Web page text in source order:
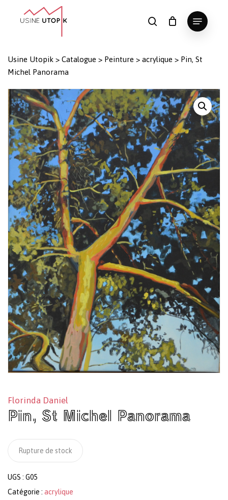
search
Menu
Panier Fermer
le
Usine Utopik > Catalogue > Peinture > acrylique > Pin, St
Michel Panorama
Florinda Daniel
Pin, St Michel Panorama
Rupture de stock
UGS : G05
Catégorie : acrylique
Close